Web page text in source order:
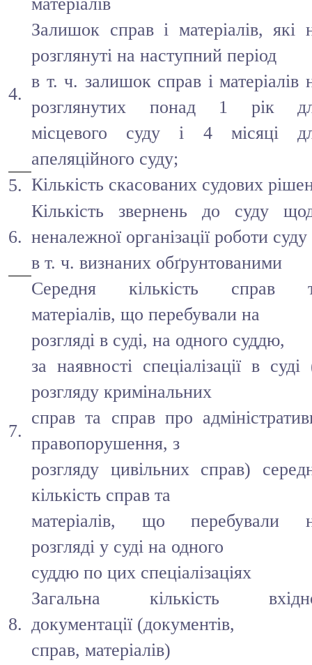
4.
Залишок справ і матеріалів, які
розглянуті на наступний період
в т. ч. залишок справ і матеріалів
розглянутих понад 1 рік
місцевого суду і 4 місяці
апеляційного суду;
5. Кількість скасованих судових
6.
Кількість звернень до суду
неналежної організації роботи суду
в т. ч. визнаних обґрунтованими
7.
Середня кількість справ
матеріалів, що перебували на
розгляді в суді, на одного суддю,
за наявності спеціалізації в суді
розгляду кримінальних
справ та справ про
правопорушення, з
розгляду цивільних справ)
кількість справ та
матеріалів, що перебували
розгляді у суді на одного
суддю по цих спеціалізаціях
8.
Загальна кількість
документації (документів,
справ, матеріалів)